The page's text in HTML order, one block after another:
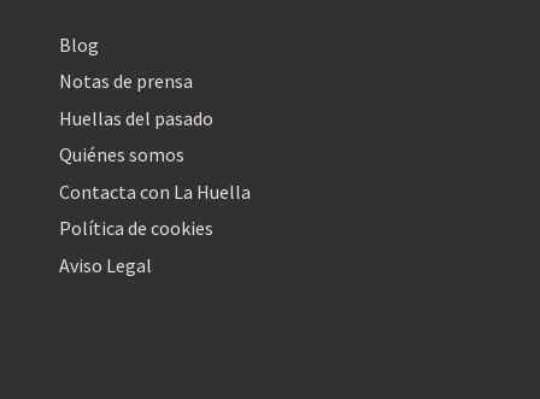
Blog
Notas de prensa
Huellas del pasado
Quiénes somos
Contacta con La Huella
Política de cookies
Aviso Legal